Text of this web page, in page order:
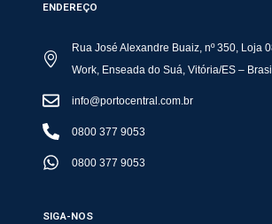
ENDEREÇO
Rua José Alexandre Buaiz, nº 350, Loja
Work, Enseada do Suá, Vitória/ES –
info@portocentral.com.br
0800 377 9053
0800 377 9053
SIGA-NOS